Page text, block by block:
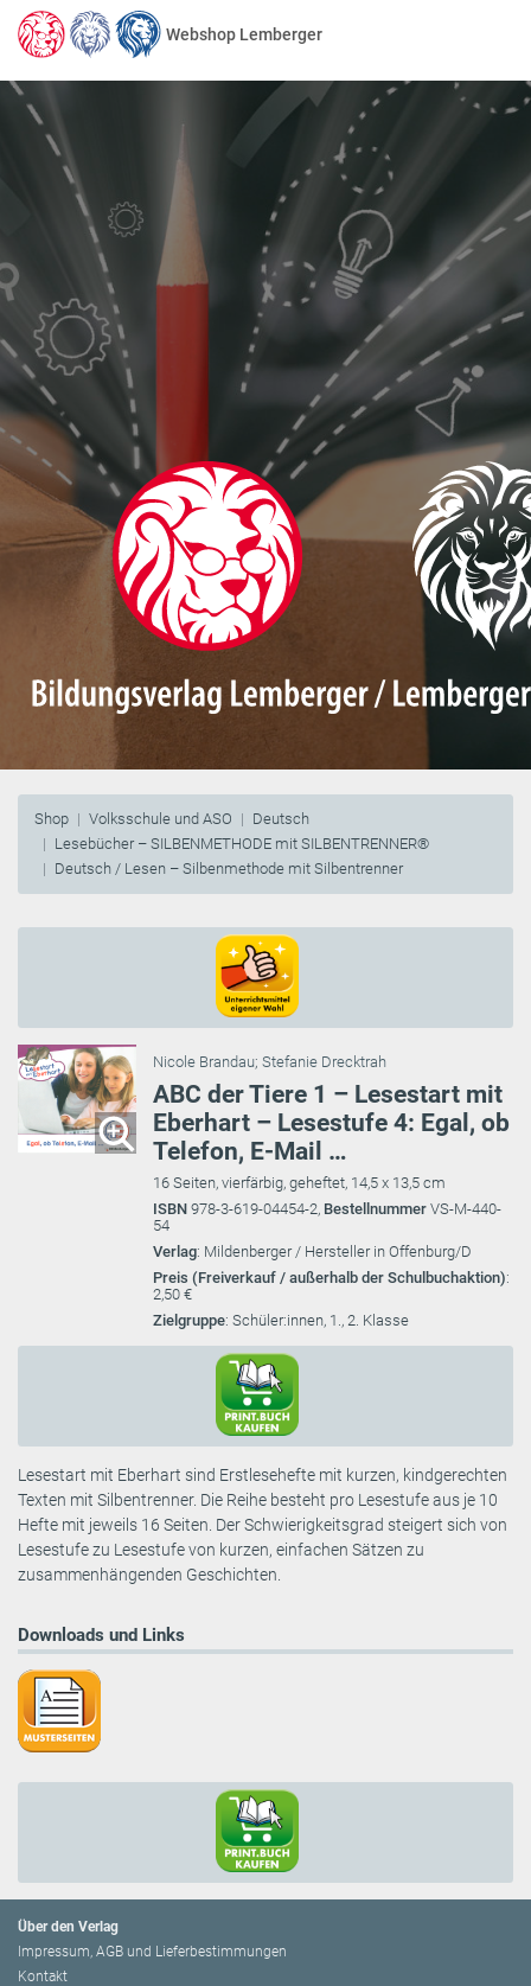
Webshop Lemberger
Shop Volksschule und ASO
Deutsch
Lesebücher – SILBENMETHODE mit SILBENTRENNER®
Deutsch / Lesen – Silbenmethode mit Silbentrenner
Nicole Brandau; Stefanie Drecktrah
ABC der Tiere 1 – Lesestart mit
Eberhart – Lesestufe 4: Egal, ob
Telefon, E-Mail …
16 Seiten, vierfärbig, geheftet, 14,5 x 13,5 cm
ISBN 978-3-619-04454-2, Bestellnummer VS-M-440-
54
Verlag: Mildenberger / Hersteller in Offenburg/D
Preis (Freiverkauf / außerhalb der Schulbuchaktion):
2,50 €
Zielgruppe: Schüler:innen, 1., 2. Klasse
Lesestart mit Eberhart sind Erstlesehefte mit kurzen, kindgerechten
Texten mit Silbentrenner. Die Reihe besteht pro Lesestufe aus je 10
Hefte mit jeweils 16 Seiten. Der Schwierigkeitsgrad steigert sich von
Lesestufe zu Lesestufe von kurzen, einfachen Sätzen zu
zusammenhängenden Geschichten.
Downloads und Links
Über den Verlag
Impressum, AGB und Lieferbestimmungen
Kontakt